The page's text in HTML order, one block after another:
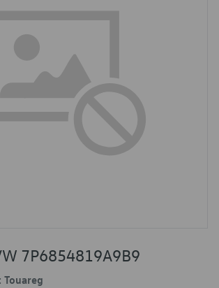
7P6854819A9B9
Touareg